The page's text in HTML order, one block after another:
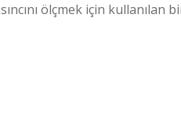
ölçmek için kullanılan